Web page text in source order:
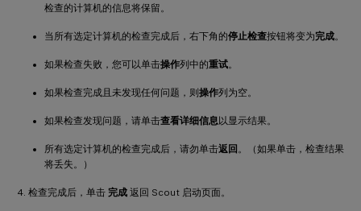
检查的计算机的信息将保留。
当所有选定计算机的检查完成后，右下角的停止检查按钮将变为完成。
如果检查失败，您可以单击操作列中的重试。
如果检查完成且未发现任何问题，则操作列为空。
如果检查发现问题，请单击查看详细信息以显示结果。
所有选定计算机的检查完成后，请勿单击返回 。（如果单击，检查结果
将丢失。）
检查完成后，单击 完成 返回 Scout 启动页面。